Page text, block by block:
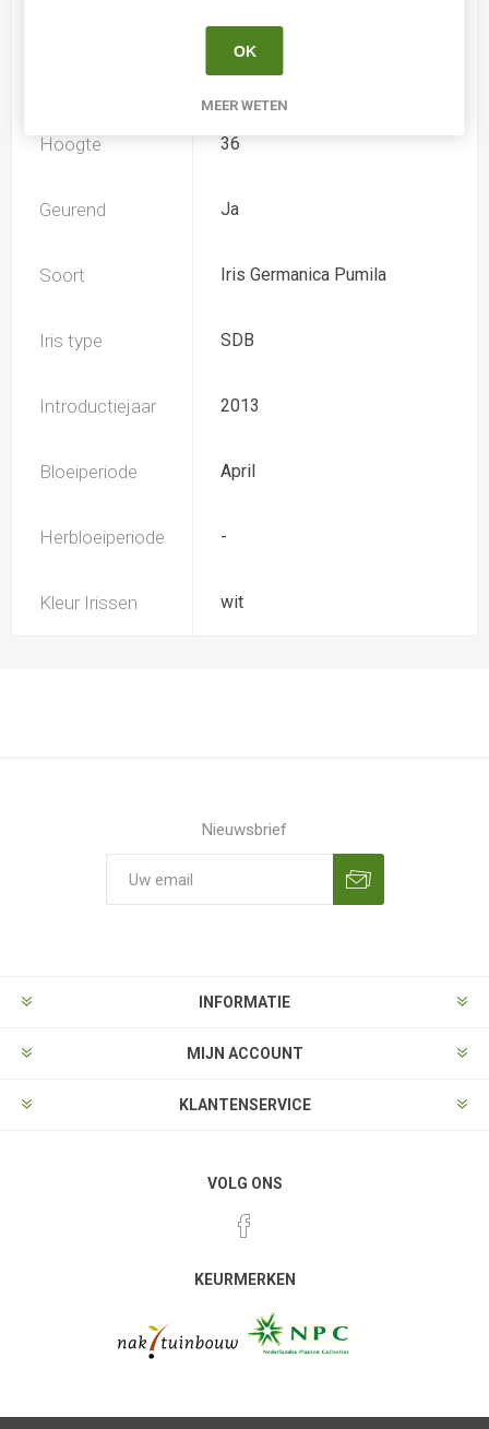
Nee
Hoogte 36
Geurend Ja
Soort Iris Germanica Pumila
Iris type SDB
Introductiejaar 2013
Bloeiperiode April
Herbloeiperiode -
Kleur Irissen wit
Nieuwsbrief
INFORMATIE
MIJN ACCOUNT
KLANTENSERVICE
VOLG ONS
KEURMERKEN
OK
MEER WETEN